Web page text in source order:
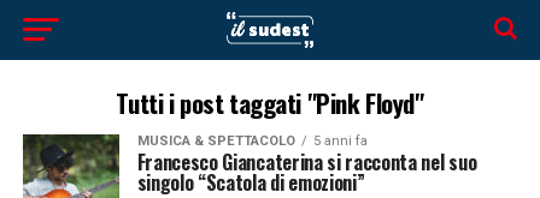
Tutti i post taggati "Pink Floyd"
MUSICA & SPETTACOLO 5 anni fa
Francesco Giancaterina si racconta nel suo
singolo “Scatola di emozioni”